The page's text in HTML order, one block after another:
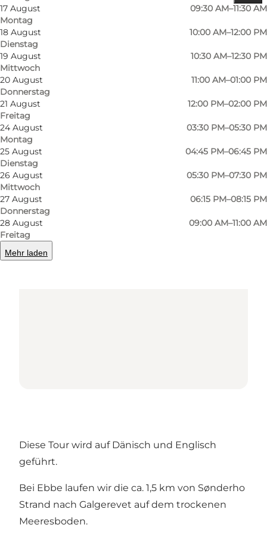
17 August
Montag
09:30 AM–11:30 AM
18 August
Dienstag
10:00 AM–12:00 PM
19 August
Mittwoch
10:30 AM–12:30 PM
20 August
Donnerstag
11:00 AM–01:00 PM
21 August
Freitag
12:00 PM–02:00 PM
24 August
Montag
03:30 PM–05:30 PM
25 August
Dienstag
04:45 PM–06:45 PM
26 August
Mittwoch
05:30 PM–07:30 PM
27 August
Donnerstag
06:15 PM–08:15 PM
28 August
Freitag
09:00 AM–11:00 AM
Mehr laden
Route anzeigen
Sønderho Strand
Sønderho
6720 Fanø
Diese Tour wird auf Dänisch und Englisch
geführt.
Bei Ebbe laufen wir die ca. 1,5 km von Sønderho
Strand nach Galgerevet auf dem trockenen
Meeresboden.